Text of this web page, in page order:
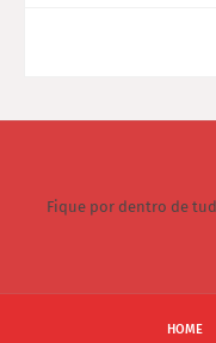
Fique por dentro de
HOME